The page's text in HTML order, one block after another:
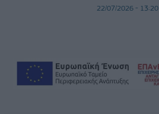
22/07/2026 - 13:20